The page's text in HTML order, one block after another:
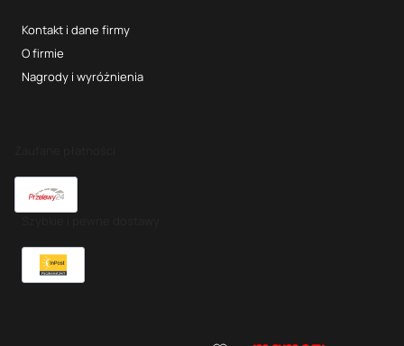
Kontakt i dane firmy
O firmie
Nagrody i wyróżnienia